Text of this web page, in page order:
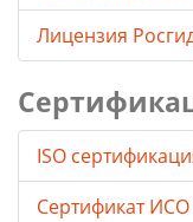
Лицензия
ISO
Сертификат ИСО